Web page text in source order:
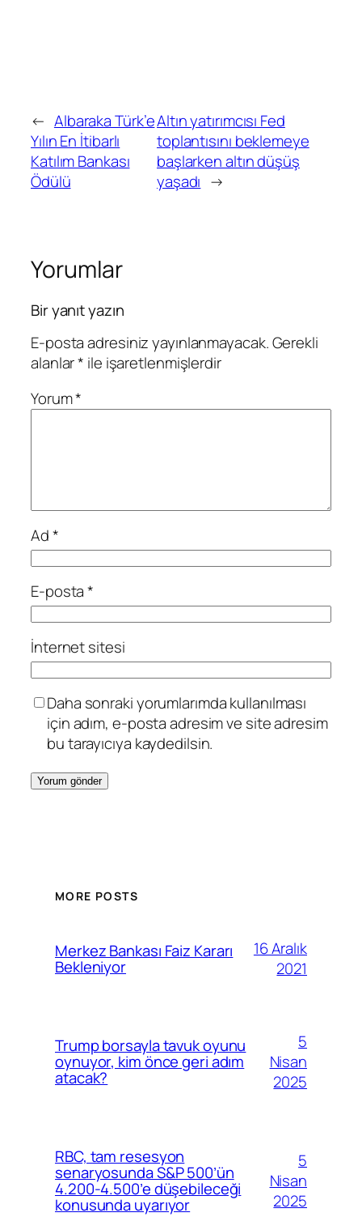
← Albaraka Türk’e
Yılın En İtibarlı
Katılım Bankası
Ödülü
Altın yatırımcısı Fed
toplantısını beklemeye
başlarken altın düşüş
yaşadı →
Yorumlar
Bir yanıt yazın
E-posta adresiniz yayınlanmayacak.Gerekli
alanlar* ile işaretlenmişlerdir
Yorum*
Ad*
E-posta*
İnternet sitesi
Daha sonraki yorumlarımda kullanılması
için adım, e-posta adresim ve site adresim
bu tarayıcıya kaydedilsin.
MORE POSTS
Merkez Bankası Faiz Kararı
Bekleniyor
16 Aralık
2021
Trump borsayla tavuk oyunu
oynuyor, kim önce geri adım
atacak?
5
Nisan
2025
RBC, tam resesyon
senaryosunda S&P 500’ün
4.200-4.500’e düşebileceği
konusunda uyarıyor
5
Nisan
2025